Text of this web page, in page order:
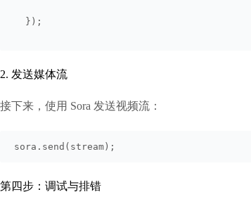
  });
2. 发送媒体流
接下来，使用 Sora 发送视频流：
sora.send(stream);
第四步：调试与排错